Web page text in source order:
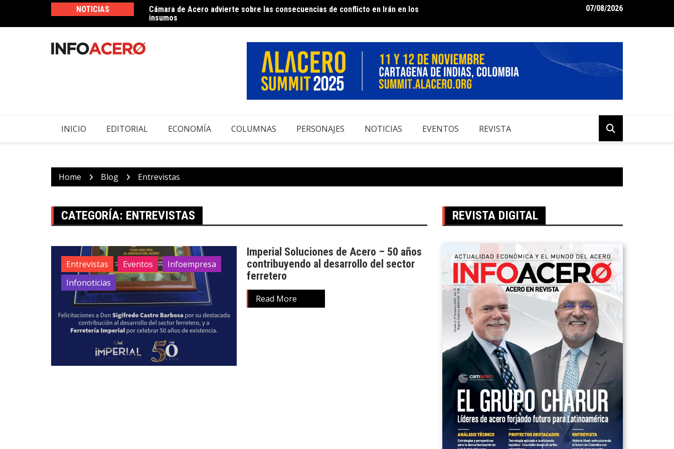
content
NOTICIAS
Cámara de Acero advierte sobre las consecuencias de conflicto en Irán en los
insumos
Imperial Soluciones de Acero – 50 años contribuyendo al desarrollo del sector
ferretero
Informe de Perspectivas Económicas 2024 para Colombia
07/08/2026
INICIO EDITORIAL ECONOMÍA COLUMNAS PERSONAJES NOTICIAS EVENTOS REVISTA
Home Blog Entrevistas
CATEGORÍA: ENTREVISTAS
Entrevistas Eventos
Infoempresa
Infonoticias
Imperial Soluciones de Acero – 50 años
contribuyendo al desarrollo del sector
ferretero
Read More
REVISTA DIGITAL